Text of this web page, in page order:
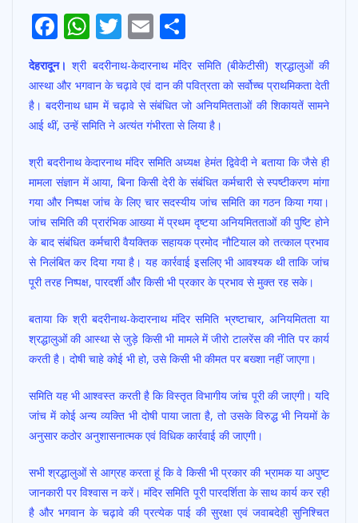
F
ac
e
b
o
o
k
W
at
s
A
p
p
T
w
itt
er
E
ai
l
ar
e
देहरादून। श्री बदरीनाथ-केदारनाथ मंदिर समिति (बीकेटीसी) श्रद्धालुओं की
आस्था और भगवान के चढ़ावे एवं दान की पवित्रता को सर्वोच्च प्राथमिकता देती
है। बदरीनाथ धाम में चढ़ावे से संबंधित जो अनियमितताओं की शिकायतें सामने
आई थीं, उन्हें समिति ने अत्यंत गंभीरता से लिया है।
श्री बदरीनाथ केदारनाथ मंदिर समिति अध्यक्ष हेमंत द्विवेदी ने बताया कि जैसे ही
मामला संज्ञान में आया, बिना किसी देरी के संबंधित कर्मचारी से स्पष्टीकरण मांगा
गया और निष्पक्ष जांच के लिए चार सदस्यीय जांच समिति का गठन किया गया।
जांच समिति की प्रारंभिक आख्या में प्रथम दृष्टया अनियमितताओं की पुष्टि होने
के बाद संबंधित कर्मचारी वैयक्तिक सहायक प्रमोद नौटियाल को तत्काल प्रभाव
से निलंबित कर दिया गया है। यह कार्रवाई इसलिए भी आवश्यक थी ताकि जांच
पूरी तरह निष्पक्ष, पारदर्शी और किसी भी प्रकार के प्रभाव से मुक्त रह सके।
बताया कि श्री बदरीनाथ-केदारनाथ मंदिर समिति भ्रष्टाचार, अनियमितता या
श्रद्धालुओं की आस्था से जुड़े किसी भी मामले में जीरो टालरेंस की नीति पर कार्य
करती है। दोषी चाहे कोई भी हो, उसे किसी भी कीमत पर बख्शा नहीं जाएगा।
समिति यह भी आश्वस्त करती है कि विस्तृत विभागीय जांच पूरी की जाएगी। यदि
जांच में कोई अन्य व्यक्ति भी दोषी पाया जाता है, तो उसके विरुद्ध भी नियमों के
अनुसार कठोर अनुशासनात्मक एवं विधिक कार्रवाई की जाएगी।
सभी श्रद्धालुओं से आग्रह करता हूं कि वे किसी भी प्रकार की भ्रामक या अपुष्ट
जानकारी पर विश्वास न करें। मंदिर समिति पूरी पारदर्शिता के साथ कार्य कर रही
है और भगवान के चढ़ावे की प्रत्येक पाई की सुरक्षा एवं जवाबदेही सुनिश्चित